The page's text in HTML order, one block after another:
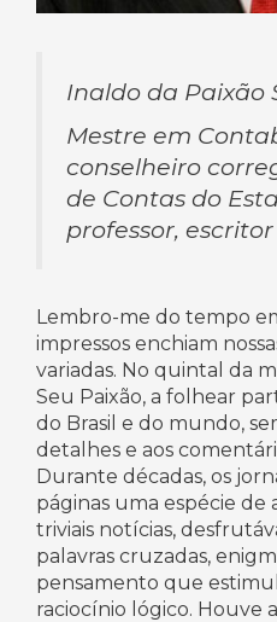
Inaldo da Paixão
Mestre em
conselheiro
de Contas do
professor, escritor
Lembro-me do tempo
impressos enchiam
variadas. No quintal da
Seu Paixão, a folhear
do Brasil e do mundo,
detalhes e aos
Durante décadas, os
páginas uma espécie de
triviais notícias,
palavras cruzadas,
pensamento que
raciocínio lógico. Houve